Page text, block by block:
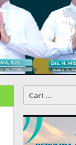
untuk: